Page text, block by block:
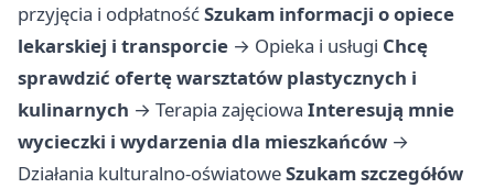
przyjęcia i odpłatnośćSzukam informacji o opiece
lekarskiej i transporcie → Opieka i usługi Chcę
sprawdzić ofertę warsztatów plastycznych i
kulinarnych → Terapia zajęciowa Interesują mnie
wycieczki i wydarzenia dla mieszkańców →
Działania kulturalno-oświatoweSzukam szczegółów